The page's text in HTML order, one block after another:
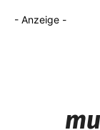
- Anzeige -